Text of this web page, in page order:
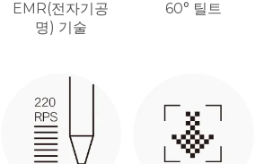
EMR(전자기공
명) 기술
60° 틸트